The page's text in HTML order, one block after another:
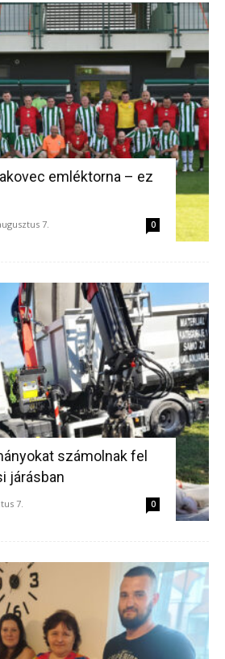
emléktorna – ez
7. 0
számolnak fel
járásban
7. 0